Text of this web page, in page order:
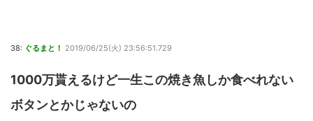
38: ぐるまと！ 2019/06/25(火) 23:56:51.729
1000万貰えるけど一生この焼き魚しか食べれない
ボタンとかじゃないの